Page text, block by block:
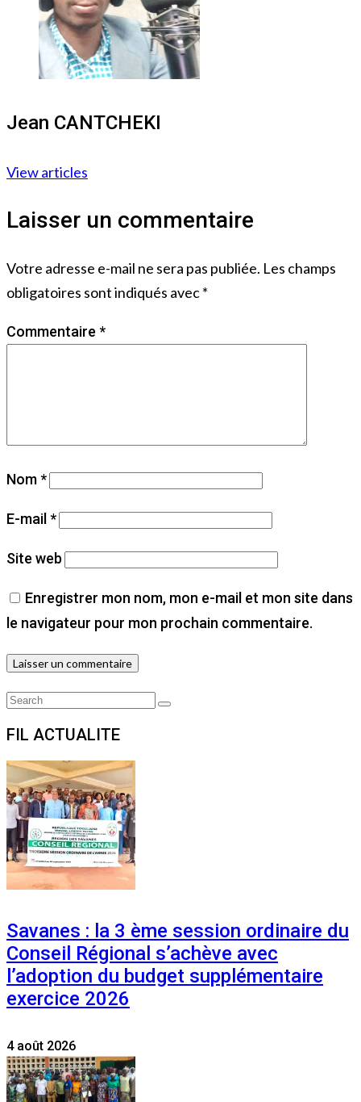
Jean CANTCHEKI
View articles
Laisser un commentaire
Votre adresse e-mail ne sera pas publiée. Les champs
obligatoires sont indiqués avec*
Commentaire *
Nom*
E-mail*
Site web
Enregistrer mon nom, mon e-mail et mon site dans
le navigateur pour mon prochain commentaire.
Search
Search
FIL ACTUALITE
Savanes : la 3 ème session ordinaire du
Conseil Régional s’achève avec
l’adoption du budget supplémentaire
exercice 2026
4 août 2026